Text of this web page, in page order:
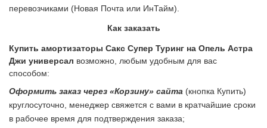
перевозчиками (Новая Почта или ИнТайм).
Как заказать
Купить амортизаторы Сакс Супер Туринг на Опель Астра
Джи универсал возможно, любым удобным для вас
способом:
Оформить заказ через «Корзину» сайта (кнопка Купить)
круглосуточно, менеджер свяжется с вами в кратчайшие сроки
в рабочее время для подтверждения заказа;